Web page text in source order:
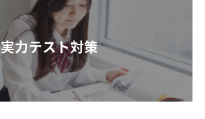
実力テスト対策